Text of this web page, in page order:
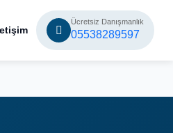
Ücretsiz Danışmanlık
05538289597